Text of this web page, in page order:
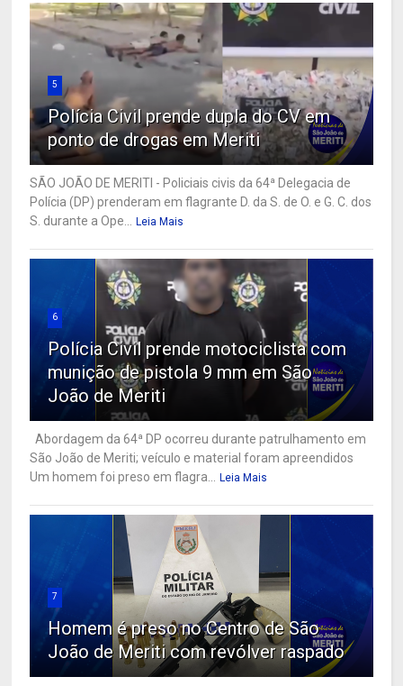
5
Polícia Civil prende dupla do CV em
ponto de drogas em Meriti
SÃO JOÃO DE MERITI - Policiais civis da 64ª Delegacia de
Polícia (DP) prenderam em flagrante D. da S. de O. e G. C. dos
S. durante a Ope... Leia Mais
6
Polícia Civil prende motociclista com
munição de pistola 9 mm em São
João de Meriti
Abordagem da 64ª DP ocorreu durante patrulhamento em
São João de Meriti; veículo e material foram apreendidos
Um homem foi preso em flagra... Leia Mais
7
Homem é preso no Centro de São
João de Meriti com revólver raspado